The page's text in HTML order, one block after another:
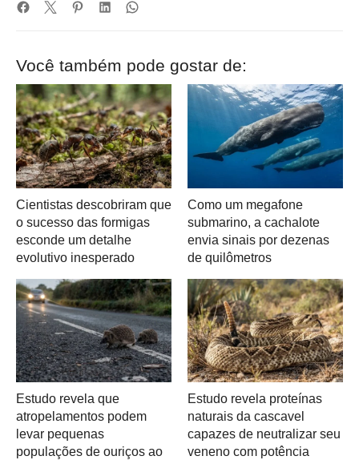
Você também pode gostar de:
Cientistas descobriram que
o sucesso das formigas
esconde um detalhe
evolutivo inesperado
Como um megafone
submarino, a cachalote
envia sinais por dezenas
de quilômetros
Estudo revela que
atropelamentos podem
levar pequenas
populações de ouriços ao
Estudo revela proteínas
naturais da cascavel
capazes de neutralizar seu
veneno com potência